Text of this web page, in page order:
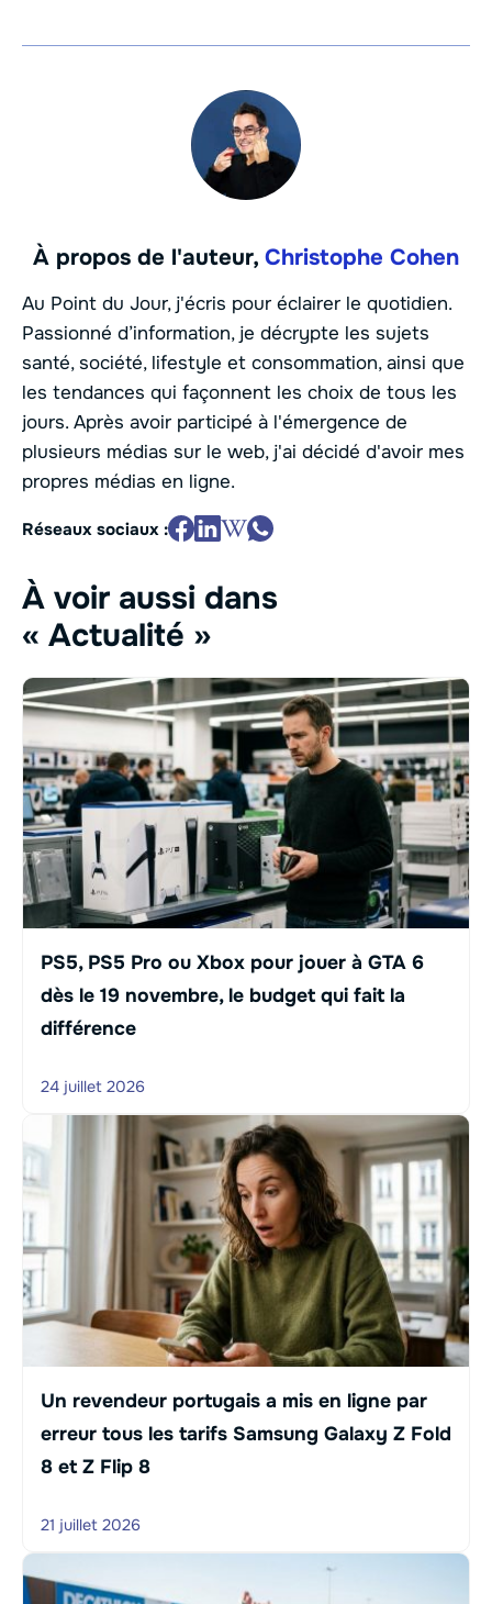
À propos de l'auteur, Christophe Cohen
Au Point du Jour, j'écris pour éclairer le quotidien.
Passionné d’information, je décrypte les sujets
santé, société, lifestyle et consommation, ainsi que
les tendances qui façonnent les choix de tous les
jours. Après avoir participé à l'émergence de
plusieurs médias sur le web, j'ai décidé d'avoir mes
propres médias en ligne.
Réseaux sociaux :
À voir aussi dans
« Actualité »
PS5, PS5 Pro ou Xbox pour jouer à GTA 6
dès le 19 novembre, le budget qui fait la
différence
24 juillet 2026
Un revendeur portugais a mis en ligne par
erreur tous les tarifs Samsung Galaxy Z Fold
8 et Z Flip 8
21 juillet 2026